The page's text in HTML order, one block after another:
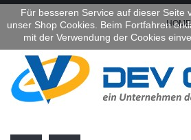
HOME
Für besseren Service auf dieser Seite
unser Shop Cookies. Beim Fortfahren
mit der Verwendung der Cookies